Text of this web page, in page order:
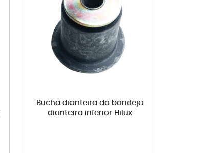
Bucha dianteira da bandeja
dianteira inferior Hilux